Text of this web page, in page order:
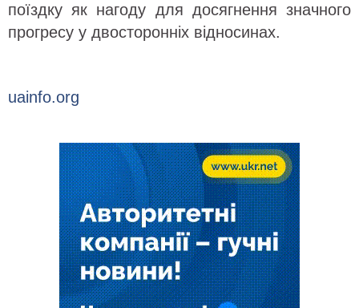
поїздку як нагоду для досягнення значного
прогресу у двосторонніх відносинах.
uainfo.org